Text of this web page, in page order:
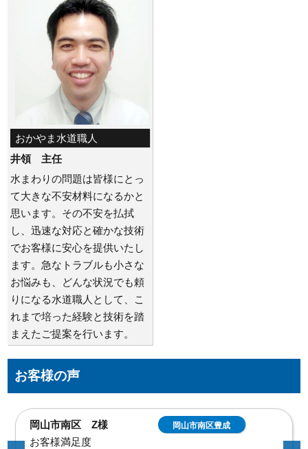
おかやま水道職人
井領 主任
水まわりの問題は皆様にとっ
て大きな不安材料になるかと
思います。その不安を払拭
し、迅速な対応と確かな技術
でお客様に安心を提供いたし
ます。急なトラブルも小さな
お悩みも、どんな状況でも頼
りになる水道職人として、こ
れまで培った経験と技術を踏
まえたご提案を行います。
お客様の声
倉敷市連島町連島 G
様
倉敷市連島町連